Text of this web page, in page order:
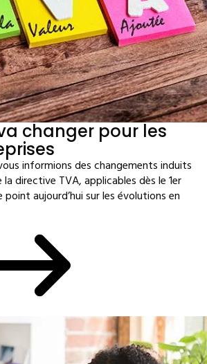
changer pour les
informions des changements induits
directive TVA, applicables dès le 1er
aujourd’hui sur les évolutions en